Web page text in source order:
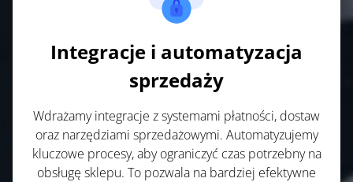
Integracje i automatyzacja
sprzedaży
Wdrażamy integracje z systemami płatności, dostaw
oraz narzędziami sprzedażowymi. Automatyzujemy
kluczowe procesy, aby ograniczyć czas potrzebny na
obsługę sklepu. To pozwala na bardziej efektywne